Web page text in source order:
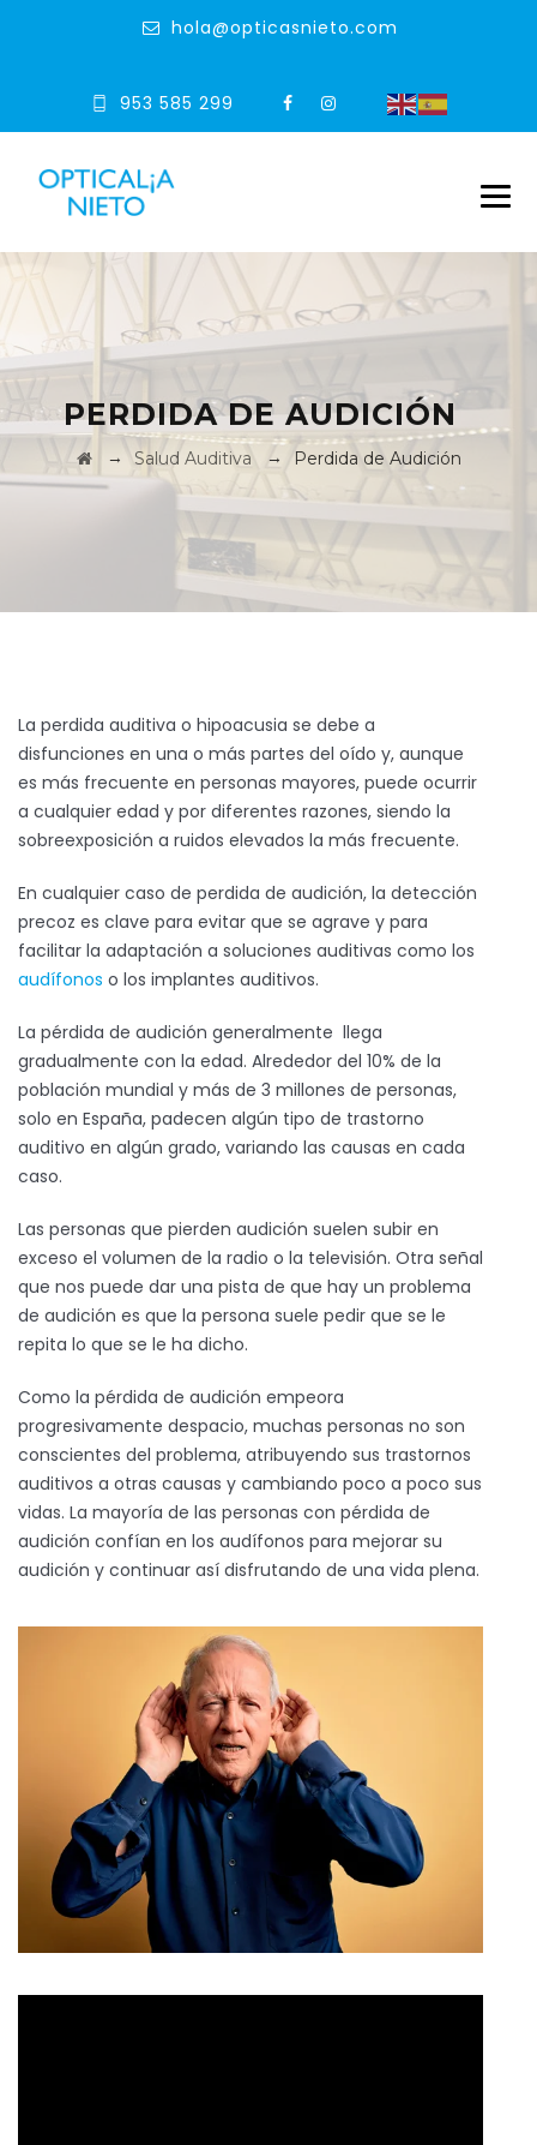
hola@opticasnieto.com
953 585 299
PERDIDA DE AUDICIÓN
→ Salud Auditiva → Perdida de Audición
La perdida auditiva o hipoacusia se debe a
disfunciones en una o más partes del oído y, aunque
es más frecuente en personas mayores, puede ocurrir
a cualquier edad y por diferentes razones, siendo la
sobreexposición a ruidos elevados la más frecuente.
En cualquier caso de perdida de audición, la detección
precoz es clave para evitar que se agrave y para
facilitar la adaptación a soluciones auditivas como los
audífonos o los implantes auditivos.
La pérdida de audición generalmente llega
gradualmente con la edad. Alrededor del 10% de la
población mundial y más de 3 millones de personas,
solo en España, padecen algún tipo de trastorno
auditivo en algún grado, variando las causas en cada
caso.
Las personas que pierden audición suelen subir en
exceso el volumen de la radio o la televisión. Otra señal
que nos puede dar una pista de que hay un problema
de audición es que la persona suele pedir que se le
repita lo que se le ha dicho.
Como la pérdida de audición empeora
progresivamente despacio, muchas personas no son
conscientes del problema, atribuyendo sus trastornos
auditivos a otras causas y cambiando poco a poco sus
vidas. La mayoría de las personas con pérdida de
audición confían en los audífonos para mejorar su
audición y continuar así disfrutando de una vida plena.